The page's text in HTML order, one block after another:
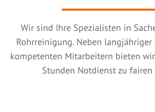
Wir sind Ihre Spezialisten in
Rohrreinigung. Neben
kompetenten Mitarbeitern bieten
Stunden Notdienst zu fairen